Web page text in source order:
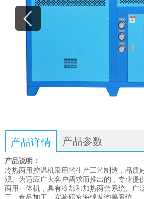
产品详情 产品参数
产品说明：
冷热两用控温机采用的生产工艺制造，品质
观。为适应广大客户需求而推出的，专业提
两用一体机，具有冷却和加热两套系统。广